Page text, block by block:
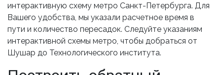
интерактивную схему метро Санкт-Петербурга. Для
Вашего удобства, мы указали расчетное время в
пути и количество пересадок. Следуйте указаниям
интерактивной схемы метро, чтобы добраться от
Шушар до Технологического института.